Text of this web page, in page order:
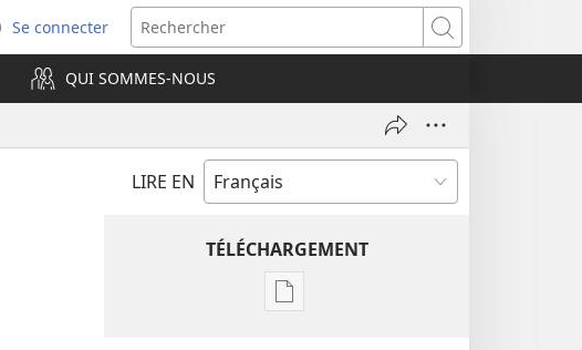
Se connecter
(ouvre
une
nouvelle
fenêtre)
Rechercher
QUI SOMMES-NOUS
LIRE EN
TÉLÉCHARGEMENT
Options